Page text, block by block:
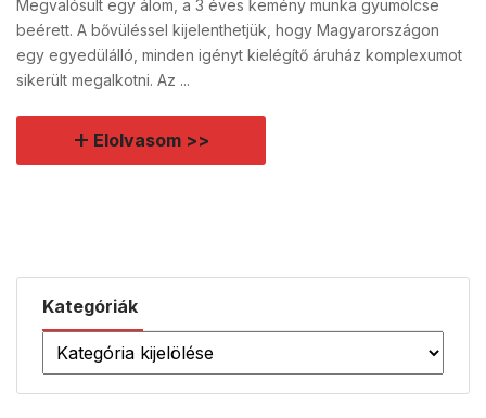
Kategóriák
Megvalósult egy álom, a 3 éves kemény munka gyümölcse
beérett. A bővüléssel kijelenthetjük, hogy Magyarországon
egy egyedülálló, minden igényt kielégítő áruház komplexumot
sikerült megalkotni. Az ...
Elolvasom >>